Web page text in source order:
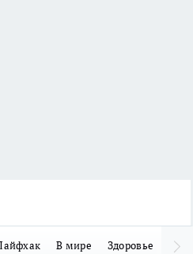
В мире Здоровье